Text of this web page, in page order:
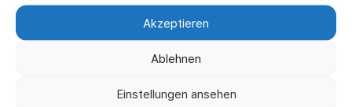
Akzeptieren
Ablehnen
Einstellungen ansehen